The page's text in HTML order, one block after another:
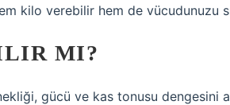
kilo verebilir hem de vücudunuzu
MI?
gücü ve kas tonusu dengesini